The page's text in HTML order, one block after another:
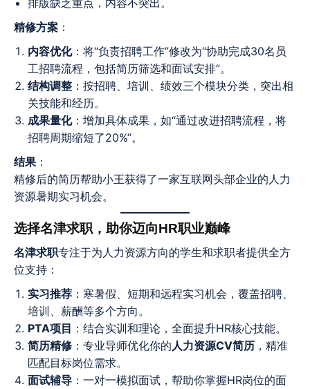
精修方案 ：
内容优化：将“负责招聘工作”修改为“协助完成30名员
工招聘流程，包括简历筛选和面试安排”。
结构调整 ：按招聘、培训、绩效三个模块分类，突出相
关技能和经历。
成果量化：增加具体成果，如“通过改进招聘流程，将
招聘周期缩短了20%”。
结果 ：
精修后的简历帮助小王获得了一家互联网头部企业的人力
资源暑期实习机会。
选择名津求职，助你迈向HR职业巅峰
名津求职专注于为人力资源方向的学生和求职者提供全方
位支持：
实习推荐 ：寒暑假、短期和远程实习机会，覆盖招聘、
培训、薪酬等多个方向。
PTA项目 ：结合实训和理论，全面提升HR核心技能。
简历精修 ：专业导师优化你的 人力资源CV简历 ，精准
匹配目标岗位需求。
面试辅导 ：一对一模拟面试，帮助你掌握HR岗位的面